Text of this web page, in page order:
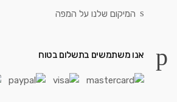
המיקום שלנו על המפה
אנו משתמשים בתשלום בטוח